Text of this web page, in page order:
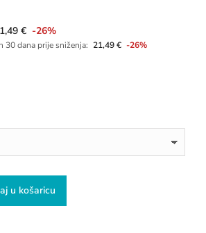
€ -26%
30 dana prije sniženja: 21,49€ -26%
u košaricu